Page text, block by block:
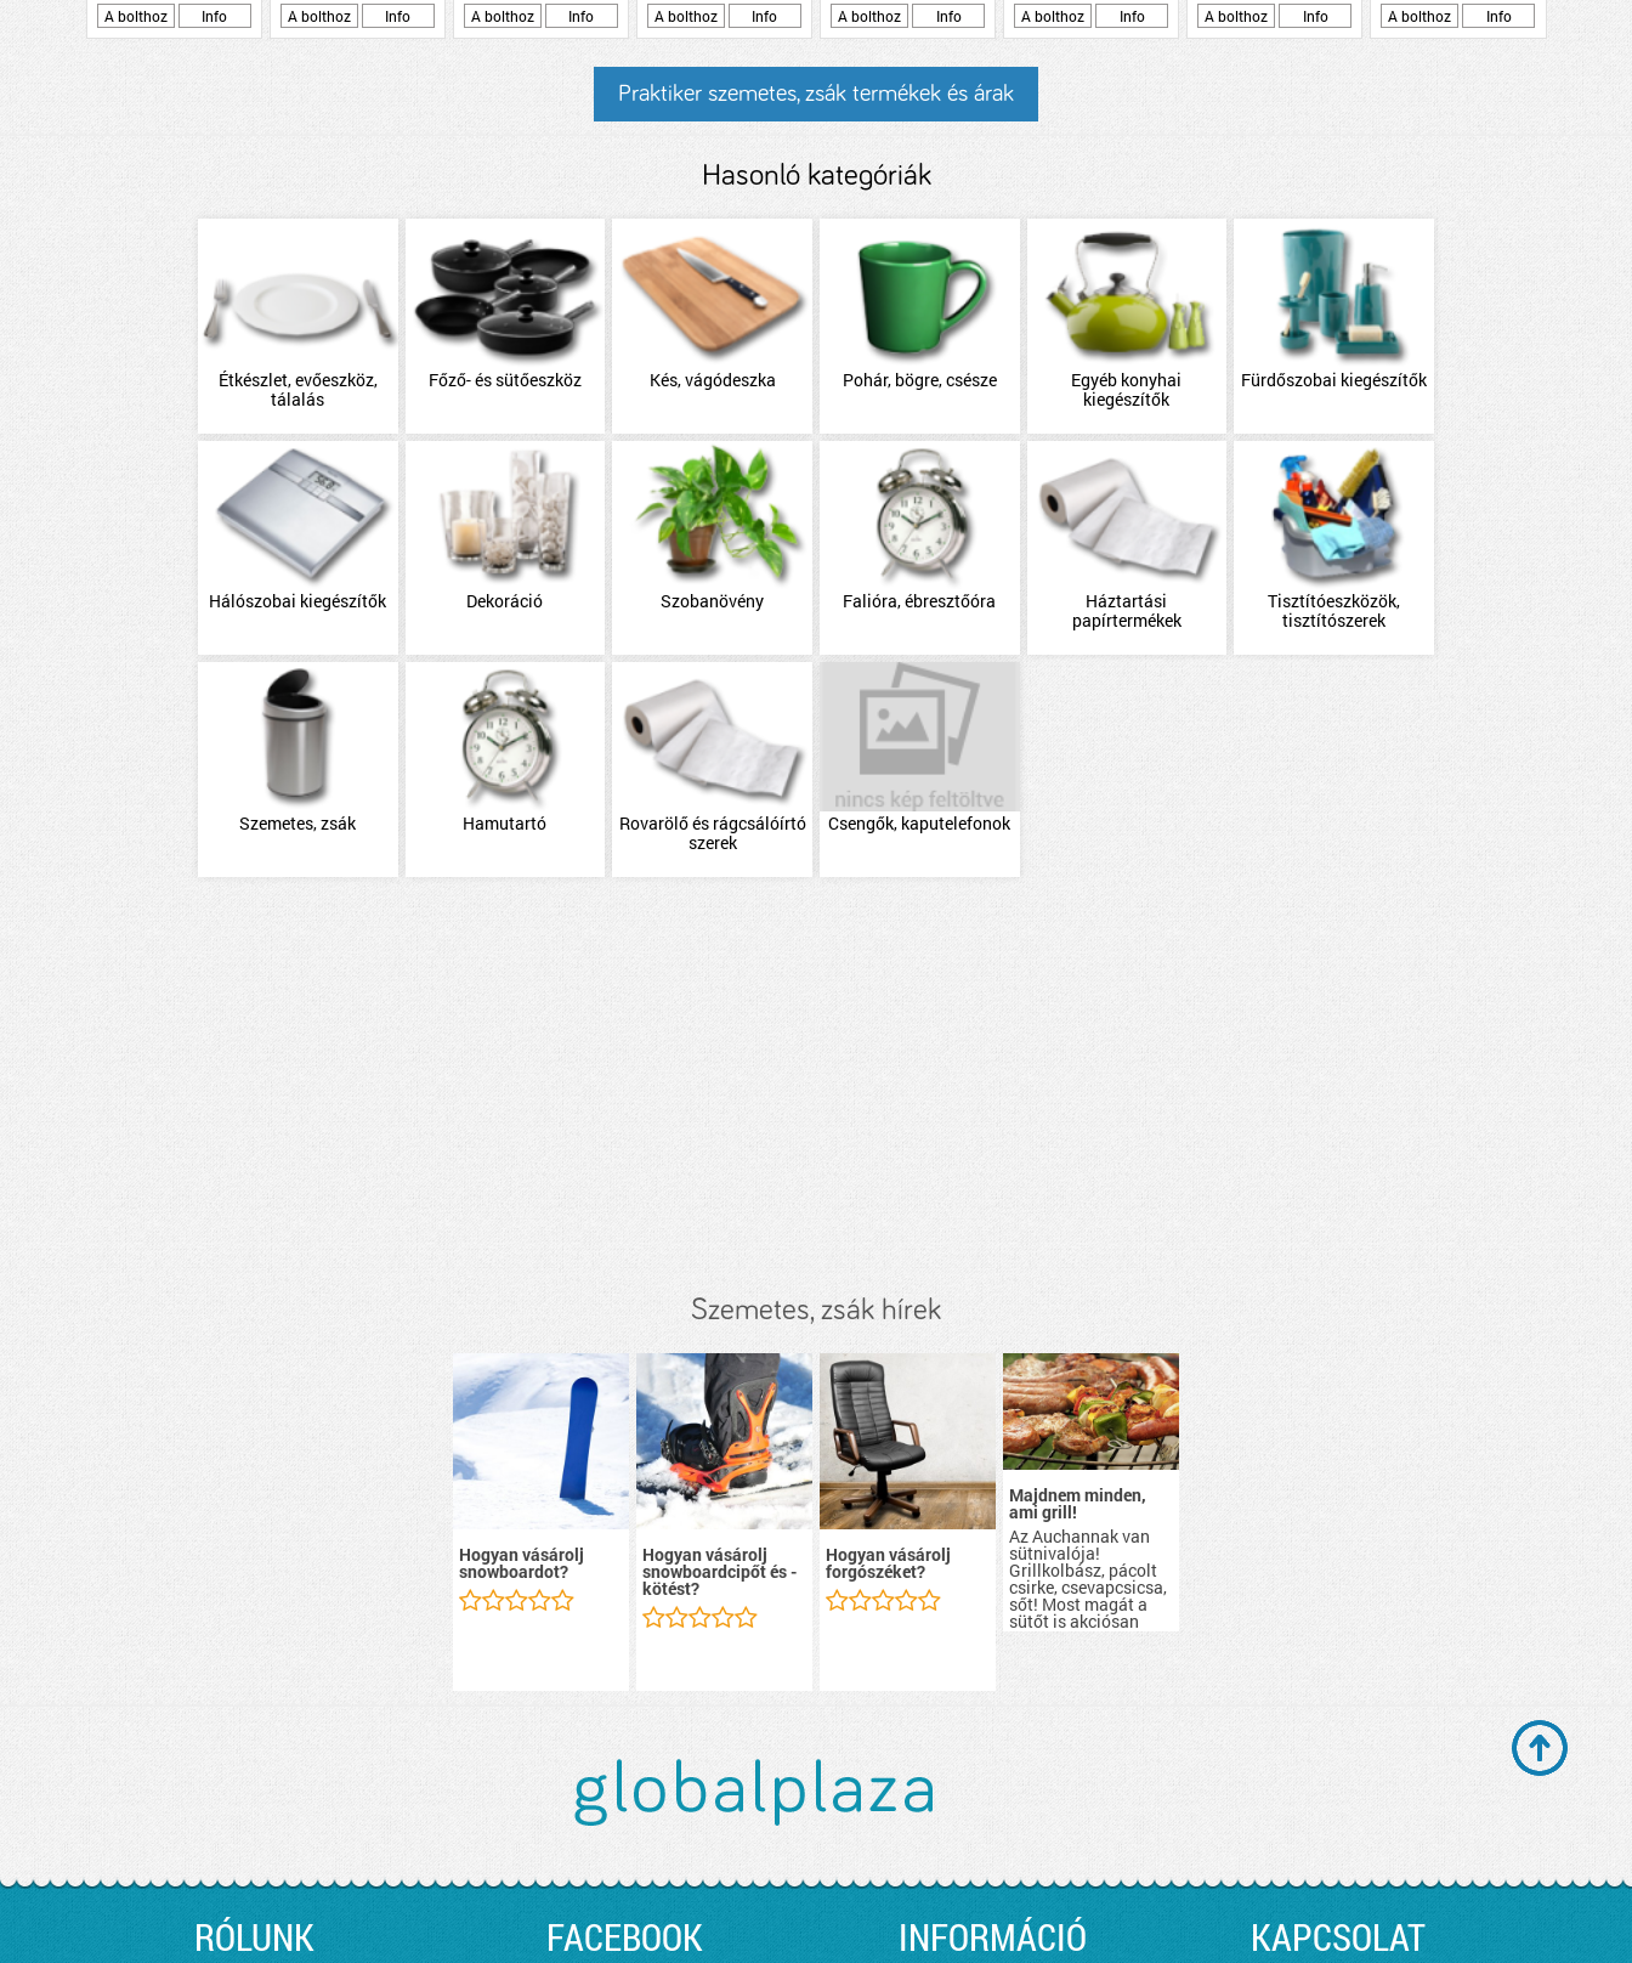
A bolthoz
Info
A bolthoz
Info
A bolthoz
Info
A bolthoz
Info
A bolthoz
Info
A bolthoz
Info
A bolthoz
Info
A bolthoz
Info
Praktiker szemetes, zsák termékek és árak
Hasonló kategóriák
Étkészlet, evőeszköz,
tálalás
Főző- és sütőeszköz Kés, vágódeszka Pohár, bögre, csésze
Egyéb konyhai
kiegészítők
Fürdőszobai kiegészítők
Hálószobai kiegészítők Dekoráció Szobanövény Falióra, ébresztőóra
Háztartási
papírtermékek
Tisztítóeszközök,
tisztítószerek
Szemetes, zsák Hamutartó
Rovarölő és rágcsálóírtó
szerek
Csengők, kaputelefonok
Szemetes, zsák hírek
Hogyan vásárolj
snowboardot?
Hogyan vásárolj
snowboardcipőt és -
kötést?
Hogyan vásárolj
forgószéket?
Majdnem minden,
ami grill!
Az Auchannak van
sütnivalója!
Grillkolbász, pácolt
csirke, csevapcsicsa,
sőt! Most magát a
sütőt is akciósan
szerezheted be.
RÓLUNK FACEBOOK INFORMÁCIÓ KAPCSOLAT